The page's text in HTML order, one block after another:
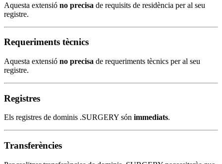
Aquesta extensió no precisa de requisits de residència per al seu
registre.
Requeriments tècnics
Aquesta extensió no precisa de requeriments tècnics per al seu
registre.
Registres
Els registres de dominis .SURGERY són immediats.
Transferències